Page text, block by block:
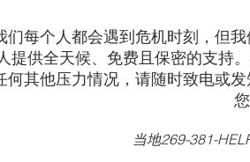
们每个人都会遇到危机时刻，但
提供全天候、免费且保密的支持
何其他压力情况，请随时致电或
当地269-381-